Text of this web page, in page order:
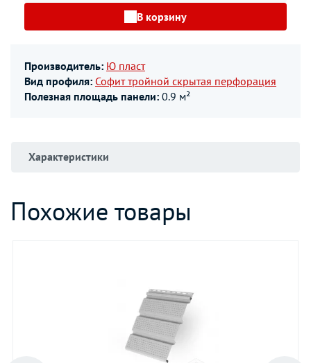
В корзину
Производитель: Ю пласт
Вид профиля: Софит тройной скрытая перфорация
Полезная площадь панели: 0.9 м²
Характеристики
Похожие товары